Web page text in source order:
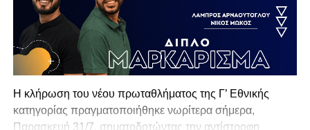
Η κλήρωση του νέου πρωταθλήματος της Γ’ Εθνικής
κατηγορίας πραγματοποιήθηκε νωρίτερα σήμερα,
Παρασκευή 31/7, σηματοδοτώντας την αντίστροφη